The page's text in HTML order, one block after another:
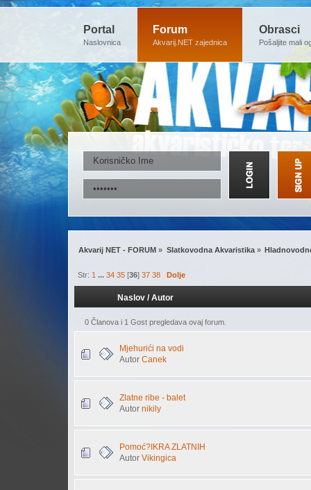
Portal
Naslovnica
Forum
Akvarij.NET zajednica
Obrasci
Pošaljite mali
Akvarij NET - FORUM » Slatkovodna Akvaristika»
Str:1 ...34 35 [36]37 38 Dolje
Naslov /Autor
0 Članova i 1 Gost pregledava ovaj forum.
Mjehurići na vodi
Autor Canek
Zlatne ribe - balet
Autor nikily
Pomoć?IKRA ZLATNIH
Autor Vikingica